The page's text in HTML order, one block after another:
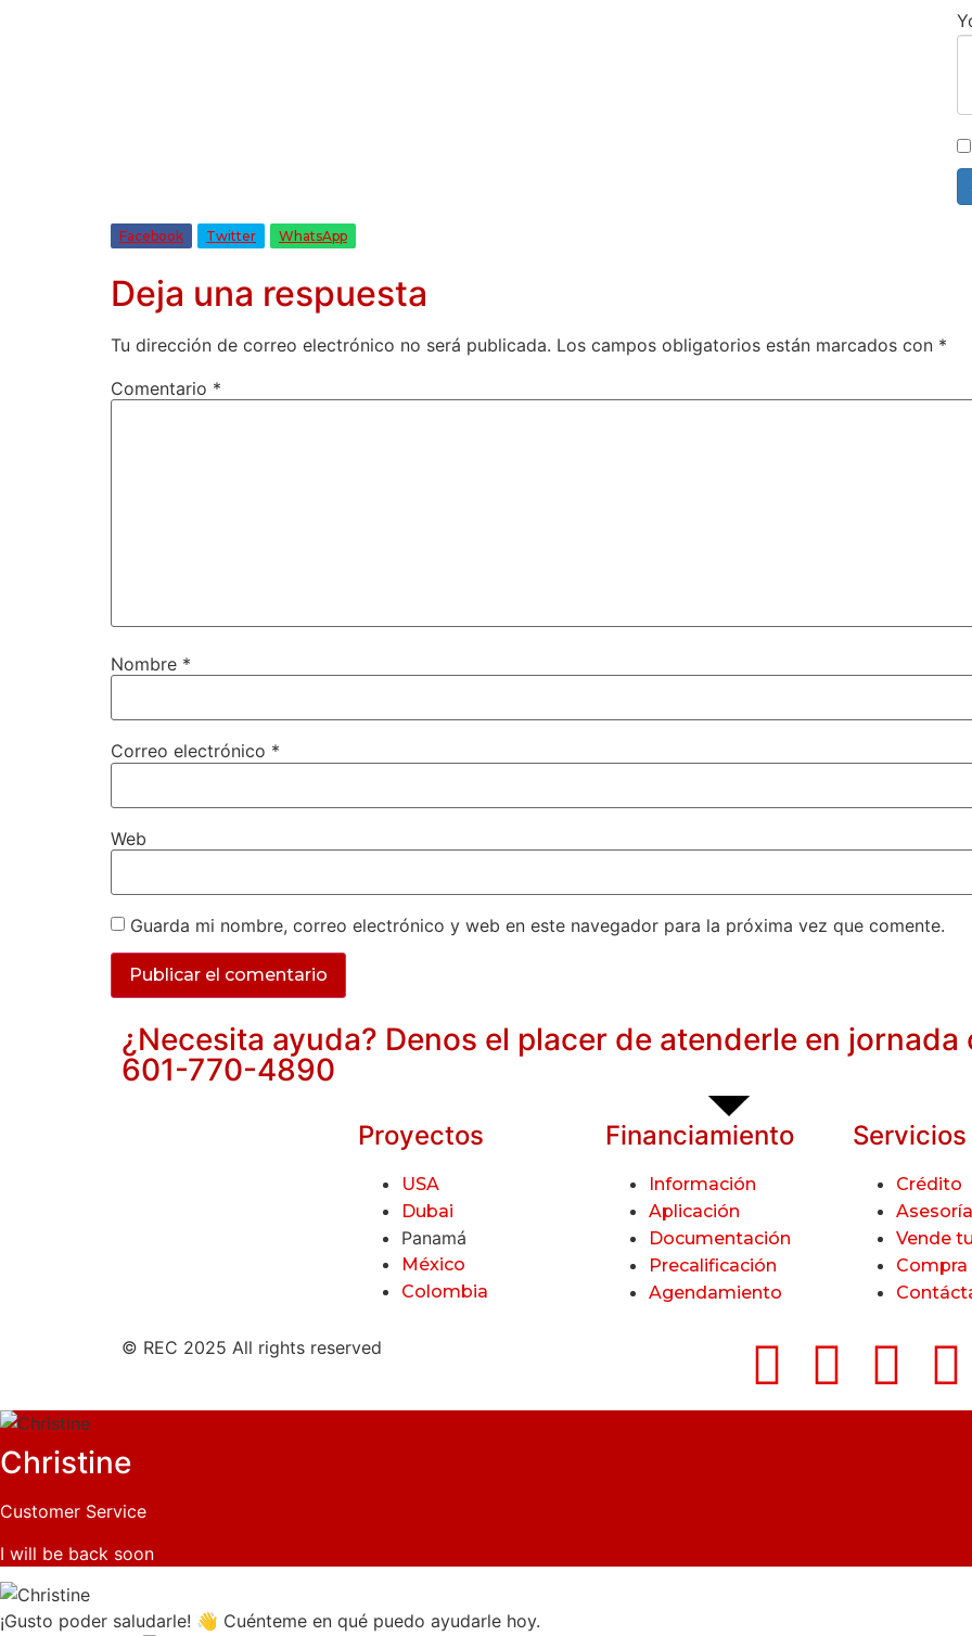
Facebook Twitter WhatsApp
Deja una respuesta
Tu dirección de correo electrónico no será publicada. Los campos obligatorios están marcados con *
Comentario *
Nombre *
Correo electrónico *
Web
Guarda mi nombre, correo electrónico y web en este navegador para la próxima vez que comente.
¿Necesita ayuda? Denos el placer de atenderle en jornada
601-770-4890
Proyectos
USA
Dubai
Panamá
México
Colombia
Financiamiento
Información
Aplicación
Documentación
Precalificación
Agendamiento
Servicios
Crédito
Asesoría
Vende
© REC 2025 All rights reserved
Christine
Customer Service
I will be back soon
¡Gusto poder saludarle! 👋 Cuénteme en qué puedo ayudarle hoy.